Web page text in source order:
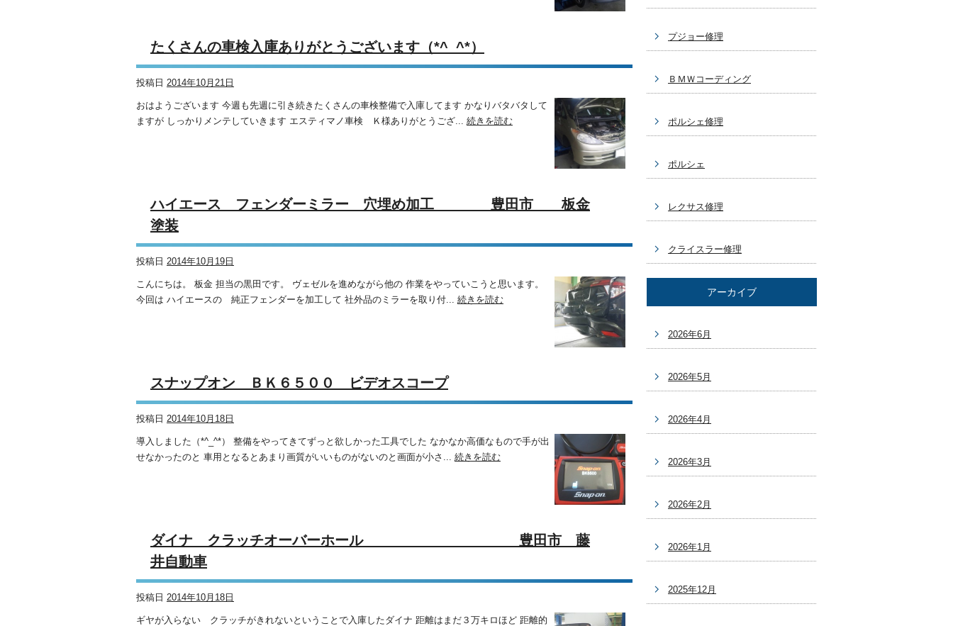
たくさんの車検入庫ありがとうございます（*^_^*）
投稿日 2014年10月21日
おはようございます 今週も先週に引き続きたくさんの車検整備で入庫してます かなりバタバタして
ますが しっかりメンテしていきます エスティマノ車検 Ｋ様ありがとうござ... 続きを読む
ハイエース フェンダーミラー 穴埋め加工 豊田市 板金
塗装
投稿日 2014年10月19日
こんにちは。 板金 担当の黒田です。 ヴェゼルを進めながら他の 作業をやっていこうと思います。
今回は ハイエースの 純正フェンダーを加工して 社外品のミラーを取り付... 続きを読む
スナップオン ＢＫ６５００ ビデオスコープ
投稿日 2014年10月18日
導入しました（*^_^*） 整備をやってきてずっと欲しかった工具でした なかなか高価なもので手が出
せなかったのと 車用となるとあまり画質がいいものがないのと画面が小さ... 続きを読む
ダイナ クラッチオーバーホール 豊田市 藤
井自動車
投稿日 2014年10月18日
ギヤが入らない クラッチがきれないということで入庫したダイナ 距離はまだ３万キロほど 距離的
プジョー修理
ＢＭＷコーディング
ポルシェ修理
ポルシェ
レクサス修理
クライスラー修理
アーカイブ
2026年6月
2026年5月
2026年4月
2026年3月
2026年2月
2026年1月
2025年12月